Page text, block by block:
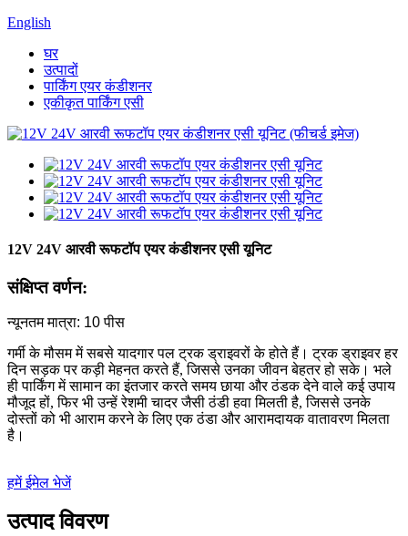
English
घर
उत्पादों
पार्किंग एयर कंडीशनर
एकीकृत पार्किंग एसी
12V 24V आरवी रूफटॉप एयर कंडीशनर एसी यूनिट
संक्षिप्त वर्णन:
न्यूनतम मात्रा: 10 पीस
गर्मी के मौसम में सबसे यादगार पल ट्रक ड्राइवरों के होते हैं। ट्रक ड्राइवर हर
दिन सड़क पर कड़ी मेहनत करते हैं, जिससे उनका जीवन बेहतर हो सके। भले
ही पार्किंग में सामान का इंतजार करते समय छाया और ठंडक देने वाले कई उपाय
मौजूद हों, फिर भी उन्हें रेशमी चादर जैसी ठंडी हवा मिलती है, जिससे उनके
दोस्तों को भी आराम करने के लिए एक ठंडा और आरामदायक वातावरण मिलता
है।
हमें ईमेल भेजें
उत्पाद विवरण